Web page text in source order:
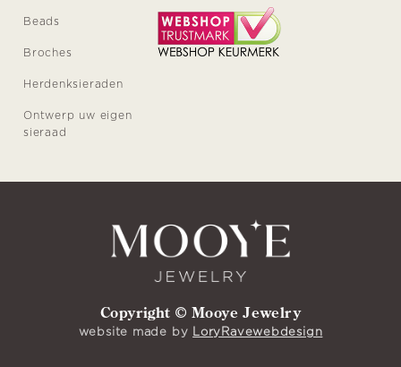
Beads
Broches
Herdenksieraden
Ontwerp uw eigen
sieraad
Copyright © Mooye Jewelry
website made by LoryRavewebdesign